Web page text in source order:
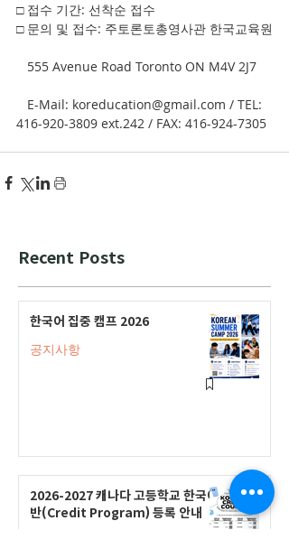
□ 접수 기간: 선착순 접수
□ 문의 및 접수: 주토론토총영사관 한국교육원
   555 Avenue Road Toronto ON M4V 2J7
416-920-3809 ext.242 / FAX: 416-924-7305
Recent Posts
한국어 집중 캠프 2026
공지사항
2026-2027 캐나다 고등학교 한국어
반(Credit Program) 등록 안내